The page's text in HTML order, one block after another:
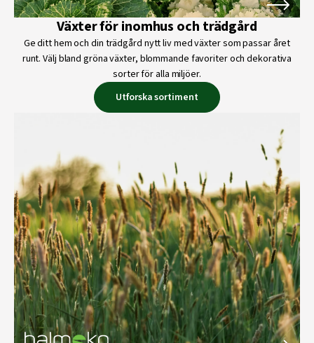
Växter för inomhus och trädgård
Ge ditt hem och din trädgård nytt liv med växter som passar året
runt. Välj bland gröna växter, blommande favoriter och dekorativa
sorter för alla miljöer.
Utforska sortiment